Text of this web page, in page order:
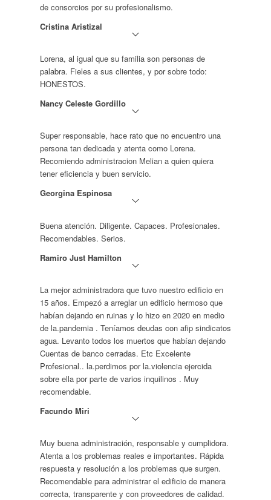
de consorcios por su profesionalismo.
Cristina Aristizal
Lorena, al igual que su familia son personas de
palabra. Fieles a sus clientes, y por sobre todo:
HONESTOS.
Nancy Celeste Gordillo
Super responsable, hace rato que no encuentro una
persona tan dedicada y atenta como Lorena.
Recomiendo administracion Melian a quien quiera
tener eficiencia y buen servicio.
Georgina Espinosa
Buena atención. Diligente. Capaces. Profesionales.
Recomendables. Serios.
Ramiro Just Hamilton
La mejor administradora que tuvo nuestro edificio en
15 años. Empezó a arreglar un edificio hermoso que
habían dejando en ruinas y lo hizo en 2020 en medio
de la.pandemia . Teníamos deudas con afip sindicatos
agua. Levanto todos los muertos que habían dejando
Cuentas de banco cerradas. Etc Excelente
Profesional.. la.perdimos por la.violencia ejercida
sobre ella por parte de varios inquilinos . Muy
recomendable.
Facundo Miri
Muy buena administración, responsable y cumplidora.
Atenta a los problemas reales e importantes. Rápida
respuesta y resolución a los problemas que surgen.
Recomendable para administrar el edificio de manera
correcta, transparente y con proveedores de calidad.